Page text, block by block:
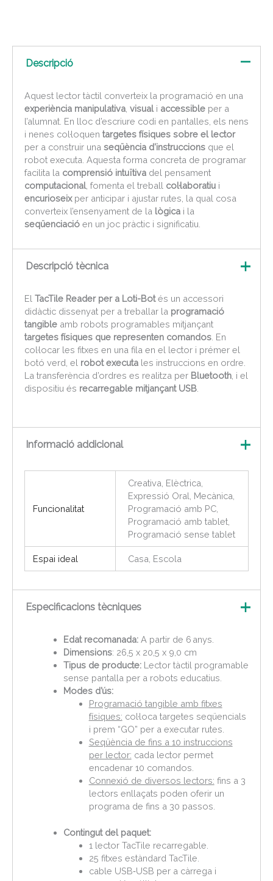
Descripció
Aquest lector tàctil converteix la programació en una
experiència manipulativa, visuali accessibleper a
l’alumnat. En lloc d’escriure codi en pantalles, els nens
i nenes col·loquen targetes físiques sobre el lector
per a construir una seqüència d’instruccionsque el
robot executa. Aquesta forma concreta de programar
facilita la comprensió intuïtivadel pensament
computacional, fomenta el treball col·laboratiui
encurioseixper anticipar i ajustar rutes, la qual cosa
converteix l’ensenyament de la lògicai la
seqüenciacióen un joc pràctic i significatiu.
Descripció tècnica
El TacTile Reader per a Loti-Botés un accessori
didàctic dissenyat per a treballar la programació
tangibleamb robots programables mitjançant
targetes físiques que representen comandos. En
col·locar les fitxes en una fila en el lector i prémer el
botó verd, el robot executales instruccions en ordre.
La transferència d’ordres es realitza per Bluetooth, i el
dispositiu és recarregable mitjançant USB.
Informació addicional
Funcionalitat
Creativa, Elèctrica,
Expressió Oral, Mecànica,
Programació amb PC,
Programació amb tablet,
Programació sense tablet
Espai ideal Casa, Escola
Especificacions tècniques
Edat recomanada:A partir de 6 anys.
Dimensions: 26,5 x 20,5 x 9,0 cm
Tipus de producte:Lector tàctil programable
sense pantalla per a robots educatius.
Modes d’ús:
Programació tangible amb fitxes
físiques: col·loca targetes seqüencials
i prem “GO” per a executar rutes.
Seqüència de fins a 10 instruccions
per lector: cada lector permet
encadenar 10 comandos.
Connexió de diversos lectors: fins a 3
lectors enllaçats poden oferir un
programa de fins a 30 passos.
Contingut del paquet:
1 lector TacTile recarregable.
25 fitxes estàndard TacTile.
cable USB‑USB per a càrrega i